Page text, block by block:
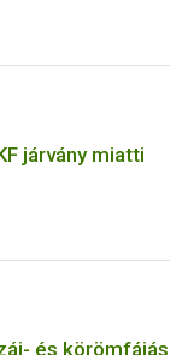
járvány miatti
és körömfájás